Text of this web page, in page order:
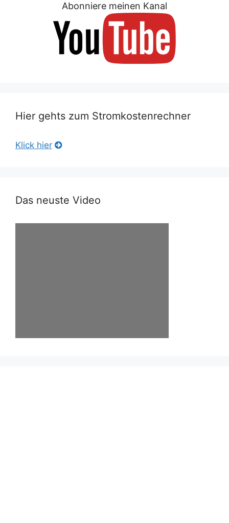
Abonniere meinen Kanal
Hier gehts zum Stromkostenrechner
Klick hier
Das neuste Video